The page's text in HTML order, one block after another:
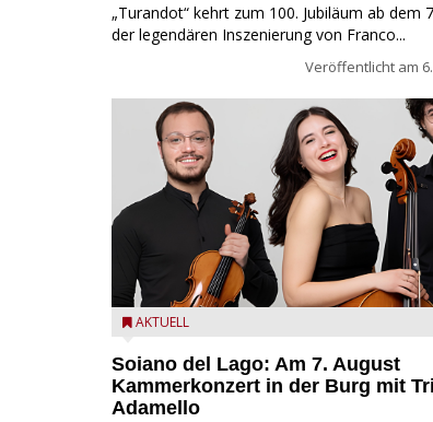
„Turandot“ kehrt zum 100. Jubiläum ab dem
der legendären Inszenierung von Franco...
Veröffentlicht am
Trio Adamello
AKTUELL
Soiano del Lago: Am 7. August
Kammerkonzert in der Burg mit
Adamello